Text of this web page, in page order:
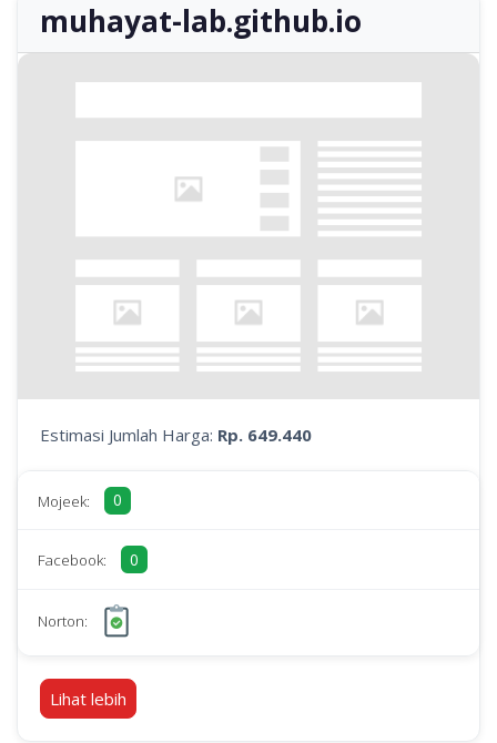
muhayat-lab.github.io
Estimasi Jumlah Harga: Rp. 649.440
Mojeek: 0
Facebook: 0
Norton:
Lihat lebih